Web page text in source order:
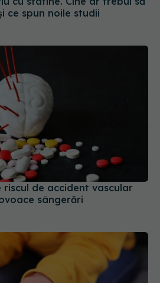
riscul de accident vascular
sângerări